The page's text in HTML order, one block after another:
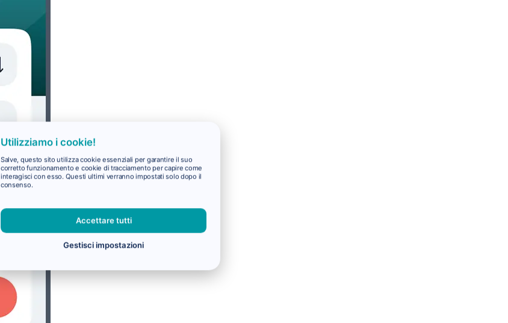
Utilizziamo i cookie!
Salve, questo sito utilizza cookie essenziali per garantire il suo
corretto funzionamento e cookie di tracciamento per capire come
interagisci con esso. Questi ultimi verranno impostati solo dopo il
consenso.
Accettare tutti
Gestisci impostazioni